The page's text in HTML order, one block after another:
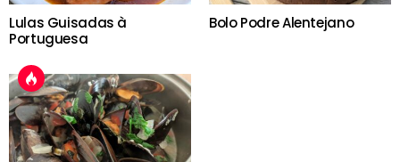
Lulas Guisadas à
Portuguesa
Bolo Podre Alentejano